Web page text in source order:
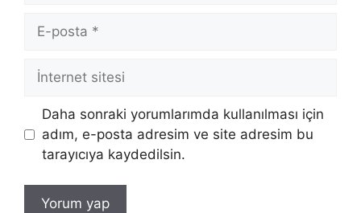
posta
İnternet
sitesi
Daha sonraki yorumlarımda kullanılması için
adım, e-posta adresim ve site adresim bu
tarayıcıya kaydedilsin.